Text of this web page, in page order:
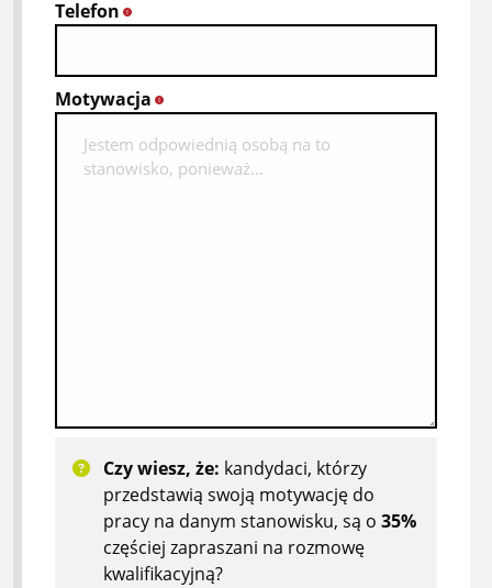
Telefon
Motywacja
Czy wiesz, że: kandydaci, którzy
przedstawią swoją motywację do
pracy na danym stanowisku, są o 35%
częściej zapraszani na rozmowę
kwalifikacyjną?